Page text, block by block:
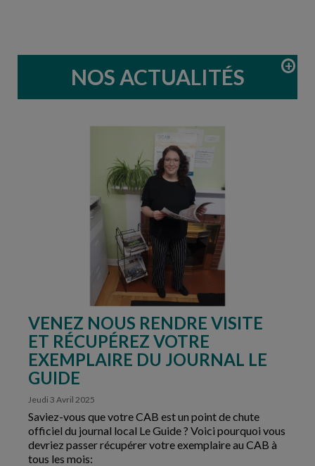
NOS ACTUALITÉS
VENEZ NOUS RENDRE VISITE
ET RÉCUPÉREZ VOTRE
EXEMPLAIRE DU JOURNAL LE
GUIDE
Jeudi 3 Avril 2025
Saviez-vous que votre CAB est un point de chute
officiel du journal local Le Guide ? Voici pourquoi vous
devriez passer récupérer votre exemplaire au CAB à
tous les mois: